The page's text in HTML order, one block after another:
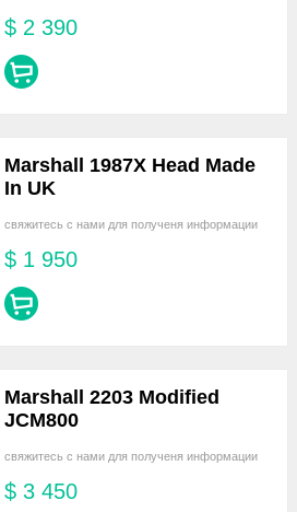
$ 2 390
Marshall 1987X Head Made
In UK
свяжитесь с нами для полученя информации
$ 1 950
Marshall 2203 Modified
JCM800
свяжитесь с нами для полученя информации
$ 3 450